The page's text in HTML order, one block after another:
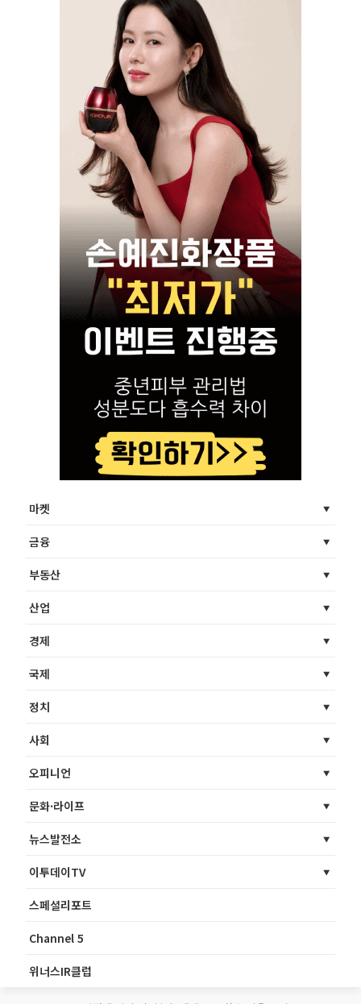
마켓
금융
부동산
산업
경제
국제
정치
사회
오피니언
문화·라이프
뉴스발전소
이투데이TV
스페셜리포트
Channel 5
위너스IR클럽